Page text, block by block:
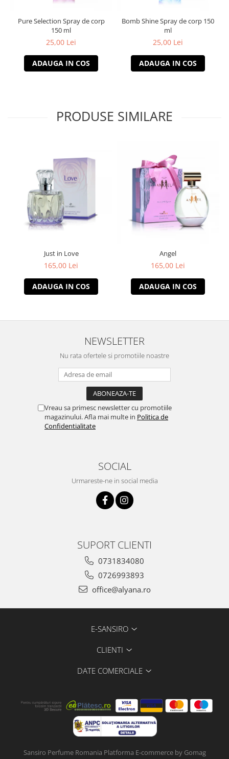
Pure Selection Spray de corp
150 ml
25,00 Lei
ADAUGA IN COS
Bomb Shine Spray de corp 150
ml
25,00 Lei
ADAUGA IN COS
PRODUSE SIMILARE
Just in Love
165,00 Lei
ADAUGA IN COS
Angel
165,00 Lei
ADAUGA IN COS
NEWSLETTER
Nu rata ofertele si promotiile noastre
Vreau sa primesc newsletter cu promotiile
magazinului. Afla mai multe in Politica de
Confidentialitate
SOCIAL
Urmareste-ne in social media
SUPORT CLIENTI
0731834080
0726993893
office@alyana.ro
E-SANSIRO
CLIENTI
DATE COMERCIALE
Sansiro Perfume Romania Platforma E-commerce by Gomag